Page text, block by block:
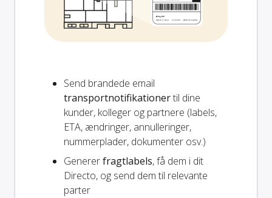
Send brandede email
transportnotifikationertil dine
kunder, kolleger og partnere (labels,
ETA, ændringer, annulleringer,
nummerplader, dokumenter osv.)
Genererfragtlabels, få dem i dit
Directo, og send dem til relevante
parter